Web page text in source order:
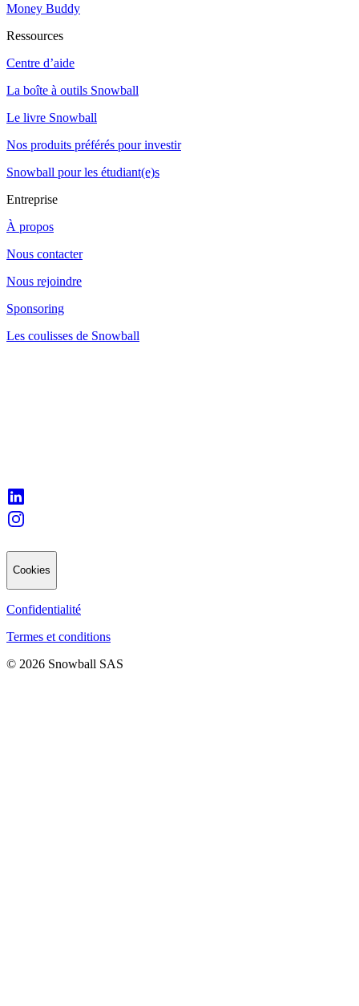
Money Buddy
Ressources
Centre d’aide
La boîte à outils Snowball
Le livre Snowball
Nos produits préférés pour investir
Snowball pour les étudiant(e)s
Entreprise
À propos
Nous contacter
Nous rejoindre
Sponsoring
Les coulisses de Snowball
Cookies
Confidentialité
Termes et conditions
© 2026 Snowball SAS